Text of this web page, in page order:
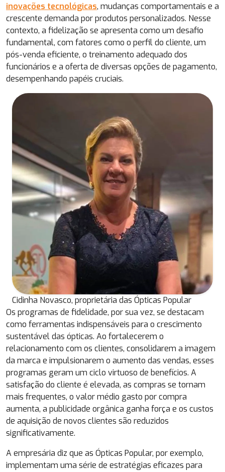
inovações tecnológicas, mudanças comportamentais e a
crescente demanda por produtos personalizados. Nesse
contexto, a fidelização se apresenta como um desafio
fundamental, com fatores como o perfil do cliente, um
pós-venda eficiente, o treinamento adequado dos
funcionários e a oferta de diversas opções de pagamento,
desempenhando papéis cruciais.
Cidinha Novasco, proprietária das Ópticas Popular
Os programas de fidelidade, por sua vez, se destacam
como ferramentas indispensáveis para o crescimento
sustentável das ópticas. Ao fortalecerem o
relacionamento com os clientes, consolidarem a imagem
da marca e impulsionarem o aumento das vendas, esses
programas geram um ciclo virtuoso de benefícios. A
satisfação do cliente é elevada, as compras se tornam
mais frequentes, o valor médio gasto por compra
aumenta, a publicidade orgânica ganha força e os custos
de aquisição de novos clientes são reduzidos
significativamente.
A empresária diz que as Ópticas Popular, por exemplo,
implementam uma série de estratégias eficazes para